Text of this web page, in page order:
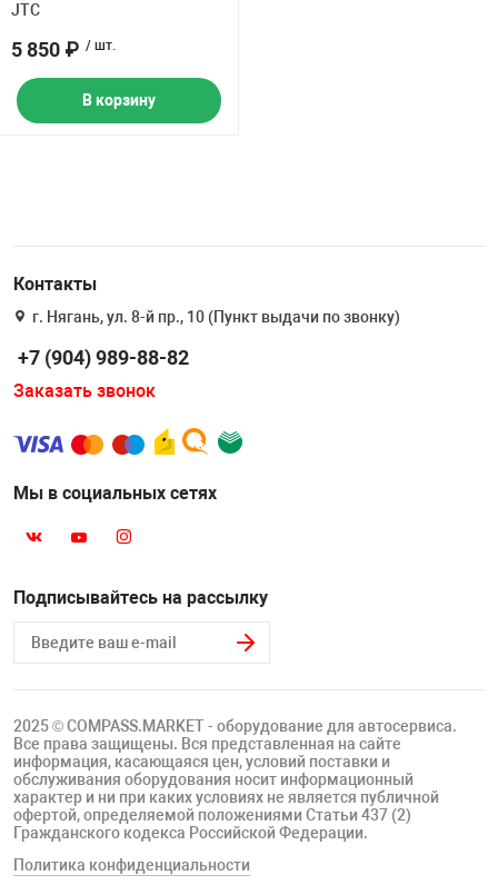
JTC
5 850 ₽ / шт.
В корзину
Контакты
г. Нягань, ул. 8-й пр., 10 (Пункт выдачи по звонку)
+7 (904) 989-88-82
Заказать звонок
Мы в социальных сетях
Подписывайтесь на рассылку
2025 © COMPASS.MARKET - оборудование для автосервиса.
Все права защищены. Вся представленная на сайте
информация, касающаяся цен, условий поставки и
обслуживания оборудования носит информационный
характер и ни при каких условиях не является публичной
офертой, определяемой положениями Статьи 437 (2)
Гражданского кодекса Российской Федерации.
Политика конфиденциальности